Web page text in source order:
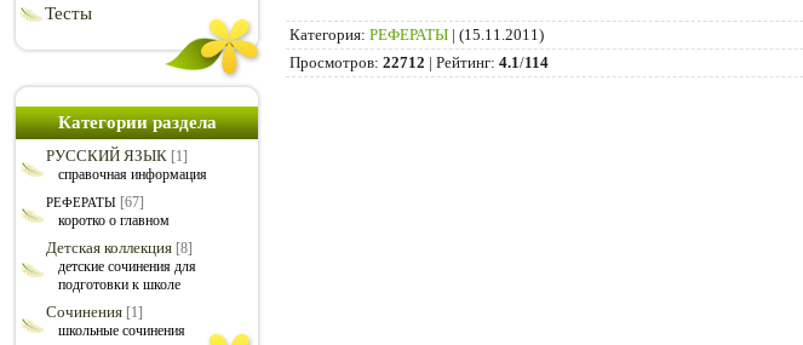
Тесты
Категории раздела
РУССКИЙ ЯЗЫК [1]
справочная информация
РЕФЕРАТЫ [67]
коротко о главном
Детская коллекция [8]
детские сочинения для
подготовки к школе
Сочинения [1]
школьные сочинения
Категория: РЕФЕРАТЫ | (15.11.2011)
Просмотров: 22712 | Рейтинг: 4.1/114